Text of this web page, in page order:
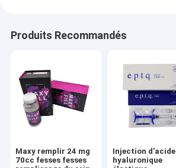
Produits Recommandés
Maxy remplir 24 mg
70cc fesses fesses
Injection d'acide
hyaluronique